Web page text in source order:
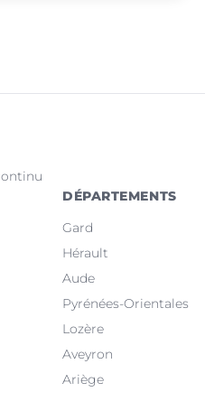
DÉPARTEMENTS
Gard
Hérault
Aude
Pyrénées-Orientales
Lozère
Aveyron
Ariège